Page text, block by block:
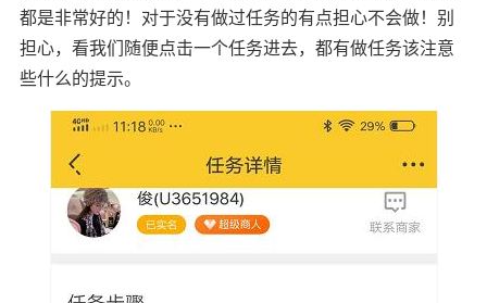
都是非常好的！对于没有做过任务的有点担心不会做！别
担心，看我们随便点击一个任务进去，都有做任务该注意
些什么的提示。